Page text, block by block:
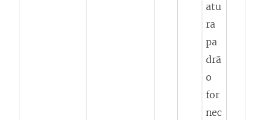
atu
ra
pa
drã
o
for
nec